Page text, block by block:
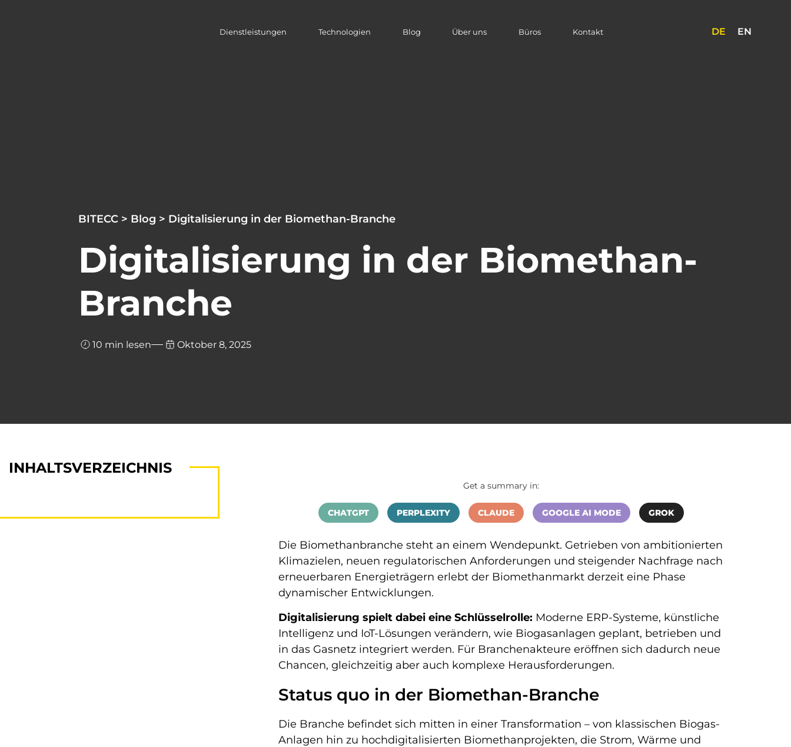
Dienstleistungen Technologien Blog Über uns Büros Kontakt DE EN
BITECC > Blog > Digitalisierung in der Biomethan-Branche
Digitalisierung in der Biomethan-
Branche
10 min lesen Oktober 8, 2025
INHALTSVERZEICHNIS
Get a summary in:
CHATGPT PERPLEXITY CLAUDE GOOGLE AI MODE GROK
Die Biomethanbranche steht an einem Wendepunkt. Getrieben von ambitionierten
Klimazielen, neuen regulatorischen Anforderungen und steigender Nachfrage nach
erneuerbaren Energieträgern erlebt der Biomethanmarkt derzeit eine Phase
dynamischer Entwicklungen.
Digitalisierung spielt dabei eine Schlüsselrolle: Moderne ERP-Systeme, künstliche
Intelligenz und IoT-Lösungen verändern, wie Biogasanlagen geplant, betrieben und
in das Gasnetz integriert werden. Für Branchenakteure eröffnen sich dadurch neue
Chancen, gleichzeitig aber auch komplexe Herausforderungen.
Status quo in der Biomethan-Branche
Die Branche befindet sich mitten in einer Transformation – von klassischen Biogas-
Anlagen hin zu hochdigitalisierten Biomethanprojekten, die Strom, Wärme und